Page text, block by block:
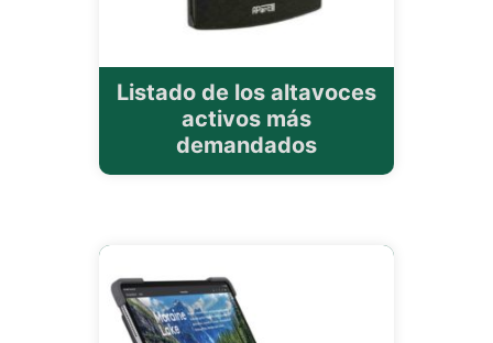
Listado de los altavoces
activos más
demandados